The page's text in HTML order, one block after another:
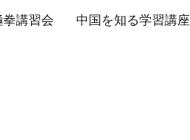
拳講習会 中国を知る学習講座